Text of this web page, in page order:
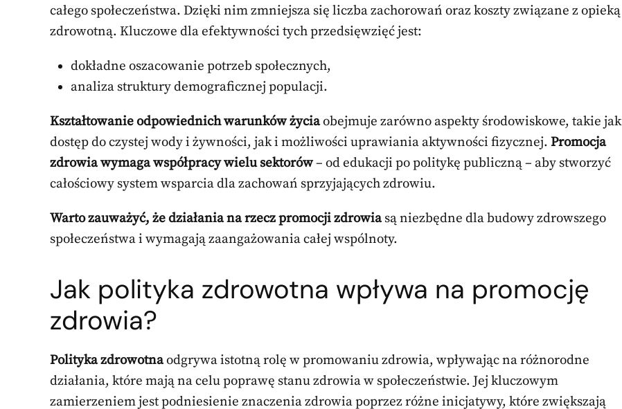
całego społeczeństwa. Dzięki nim zmniejsza się liczba zachorowań oraz koszty związane z opieką
zdrowotną. Kluczowe dla efektywności tych przedsięwzięć jest:
dokładne oszacowanie potrzeb społecznych,
analiza struktury demograficznej populacji.
Kształtowanie odpowiednich warunków życiaobejmuje zarówno aspekty środowiskowe, takie jak
dostęp do czystej wody i żywności, jak i możliwości uprawiania aktywności fizycznej. Promocja
zdrowia wymaga współpracy wielu sektorów– od edukacji po politykę publiczną – aby stworzyć
całościowy system wsparcia dla zachowań sprzyjających zdrowiu.
Warto zauważyć, że działania na rzecz promocji zdrowiasą niezbędne dla budowy zdrowszego
społeczeństwa i wymagają zaangażowania całej wspólnoty.
Jak polityka zdrowotna wpływa na promocję
zdrowia?
Polityka zdrowotnaodgrywa istotną rolę w promowaniu zdrowia, wpływając na różnorodne
działania, które mają na celu poprawę stanu zdrowia w społeczeństwie. Jej kluczowym
zamierzeniem jest podniesienie znaczenia zdrowia poprzez różne inicjatywy, które zwiększają